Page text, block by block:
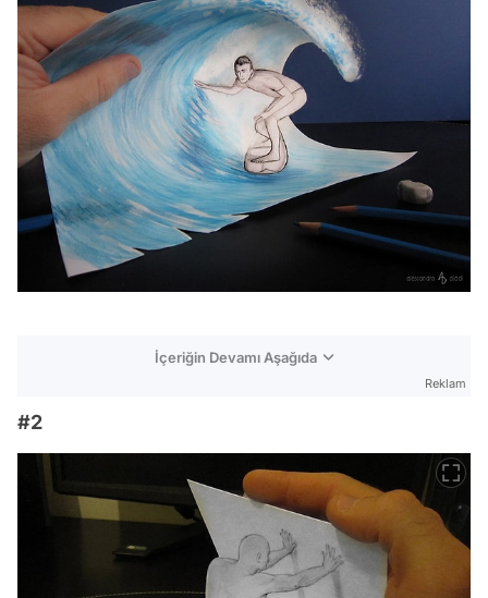
İçeriğin Devamı Aşağıda
Reklam
#2